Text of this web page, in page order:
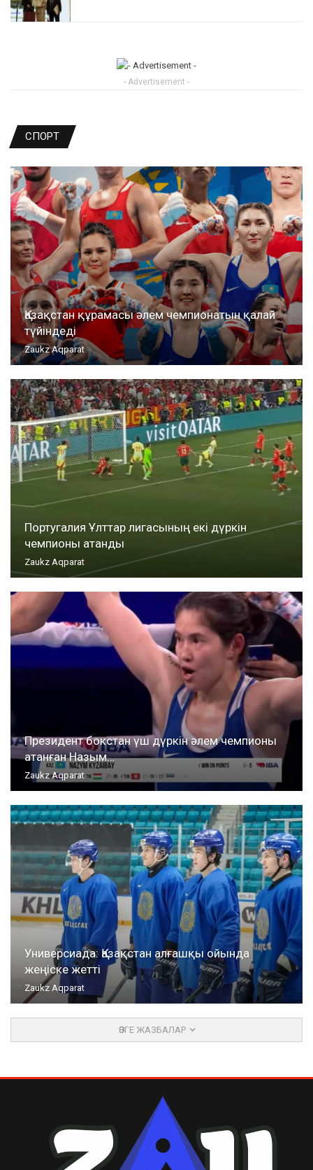
- Advertisement -
СПОРТ
Қазақстан құрамасы әлем чемпионатын қалай
түйіндеді
Zaukz Aqparat
Португалия Ұлттар лигасының екі дүркін
чемпионы атанды
Zaukz Aqparat
Президент бокстан үш дүркін әлем чемпионы
атанған Назым…
Zaukz Aqparat
Универсиада: Қазақстан алғашқы ойында
жеңіске жетті
Zaukz Aqparat
ӨЗГЕ ЖАЗБАЛАР